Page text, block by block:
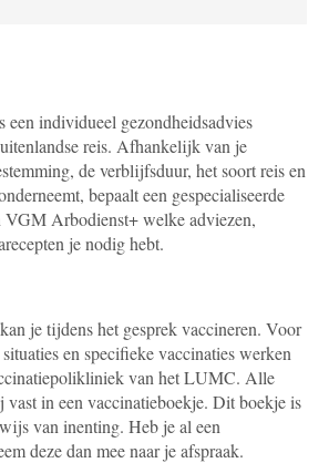
een individueel gezondheidsadvies
reis. Afhankelijk van je
de verblijfsduur, het soort reis en
bepaalt een gespecialiseerde
VGM Arbodienst+ welke adviezen,
je nodig hebt.
je tijdens het gesprek vaccineren. Voor
en specifieke vaccinaties werken
van het LUMC. Alle
vast in een vaccinatieboekje. Dit boekje is
van inenting. Heb je al een
deze dan mee naar je afspraak.